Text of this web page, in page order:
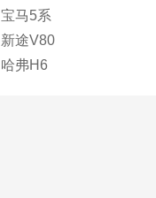
宝马5系
新途V80
哈弗H6